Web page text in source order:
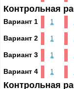
Контрольная
Вариант 1 1
Вариант 2 1
Вариант 3 1
Вариант 4 1
Контрольная